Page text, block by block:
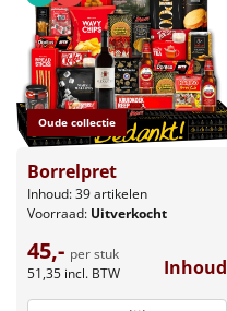
Oude collectie
Borrelpret
Inhoud: 39 artikelen
Voorraad: Uitverkocht
45,- per stuk
51,35 incl. BTW Inhoud